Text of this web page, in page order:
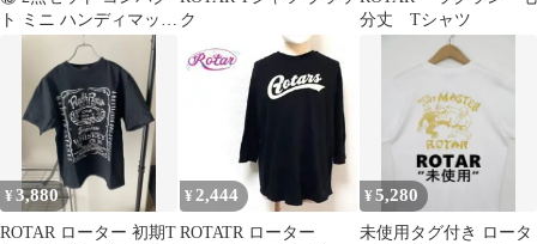
ト ミニ ハンディマッサ
ージジャー 電マ 匿名配
ク
分丈 Tシャツ
¥3,880
ROTAR ローター 初期T
¥ 2,444
ROTATR ローター
¥5,280
未使用タグ付き ロータ